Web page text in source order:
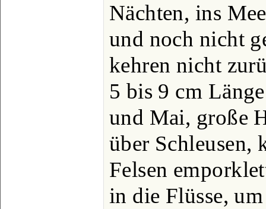
Nächten, ins
und noch nicht
kehren nicht
5 bis 9 cm
und Mai, große
über Schleusen,
Felsen
in die Flüsse,